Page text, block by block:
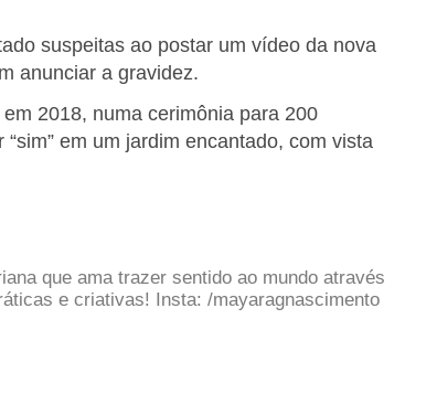
suspeitas ao postar um vídeo da nova
anunciar a gravidez.
2018, numa cerimônia para 200
em um jardim encantado, com vista
que ama trazer sentido ao mundo através
e criativas! Insta: /mayaragnascimento